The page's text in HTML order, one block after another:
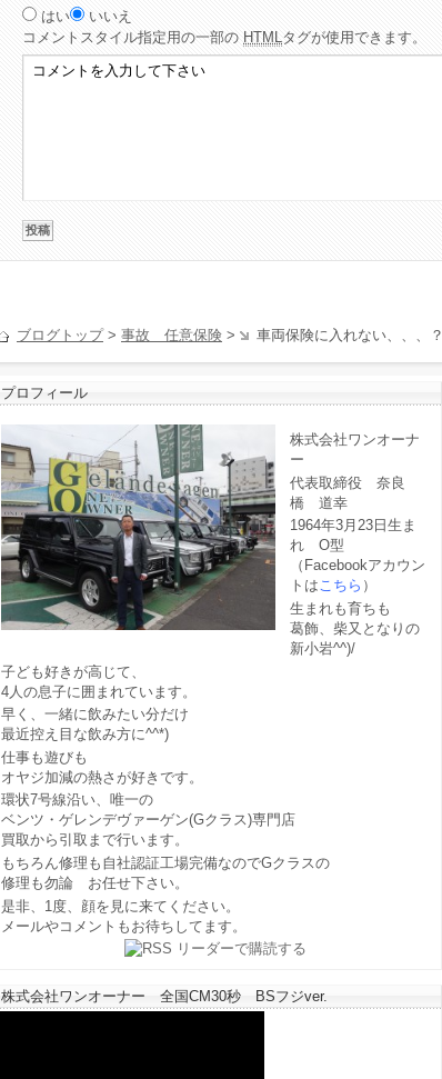
はい
いいえ
コメント スタイル指定用の一部の HTMLタグが使用できます。
ブログトップ> 事故 任意保険 > 車両保険に入れない、、、？
プロフィール
株式会社ワンオーナ
ー
代表取締役 奈良
橋 道幸
1964年3月23日生ま
れ O型
（Facebookアカウン
トはこちら ）
生まれも育ちも
葛飾、柴又となりの
新小岩^^)/
子ども好きが高じて、
4人の息子に囲まれています。
早く、一緒に飲みたい分だけ
最近控え目な飲み方に^^*)
仕事も遊びも
オヤジ加減の熱さが好きです。
環状7号線沿い、唯一の
ベンツ・ゲレンデヴァーゲン(Gクラス)専門店
買取から引取まで行います。
もちろん修理も自社認証工場完備なのでGクラスの
修理も勿論 お任せ下さい。
是非、1度、顔を見に来てください。
メールやコメントもお待ちしてます。
株式会社ワンオーナー 全国CM30秒 BSフジver.